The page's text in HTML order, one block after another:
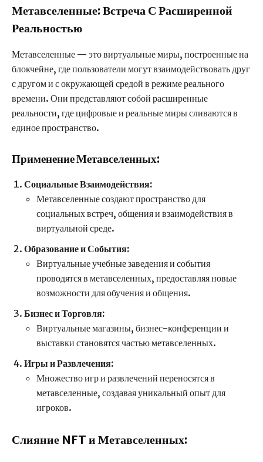
Метавселенные: Встреча С Расширенной
Реальностью
Метавселенные — это виртуальные миры, построенные на
блокчейне, где пользователи могут взаимодействовать друг
с другом и с окружающей средой в режиме реального
времени. Они представляют собой расширенные
реальности, где цифровые и реальные миры сливаются в
единое пространство.
Применение Метавселенных:
Социальные Взаимодействия:
Метавселенные создают пространство для
социальных встреч, общения и взаимодействия в
виртуальной среде.
Образование и События:
Виртуальные учебные заведения и события
проводятся в метавселенных, предоставляя новые
возможности для обучения и общения.
Бизнес и Торговля:
Виртуальные магазины, бизнес-конференции и
выставки становятся частью метавселенных.
Игры и Развлечения:
Множество игр и развлечений переносятся в
метавселенные, создавая уникальный опыт для
игроков.
Слияние NFT и Метавселенных: